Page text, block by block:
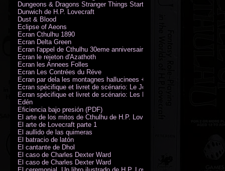
Dungeons & Dragons Stranger Things Starter Set
Dunwich de H.P. Lovecraft
Dust & Blood
Eclipse of Aeons
Ecran Cthulhu 1890
Ecran Delta Green
Ecran l'appel de Cthulhu 30eme anniversaire
Ecran le rejeton d'Azathoth
Ecran les Annees Folles
Ecran Les Contrées du Réve
Ecran par dela les montagnes hallucinees + kit d'expedition
Ecran spécifique et livret de scénario: Le Jour de la Bête
Ecran spécifique et livret de scénario: Les Masques de Nyarlathotep
Edén
Eficiencia bajo presión (PDF)
El arte de los mitos de Cthulhu de H.P. Lovecraft
El arte de Lovecraft parte 1
El aullido de las quimeras
El batracio de latón
El cantante de Dhol
El caso de Charles Dexter Ward
El caso de Charles Dexter Ward